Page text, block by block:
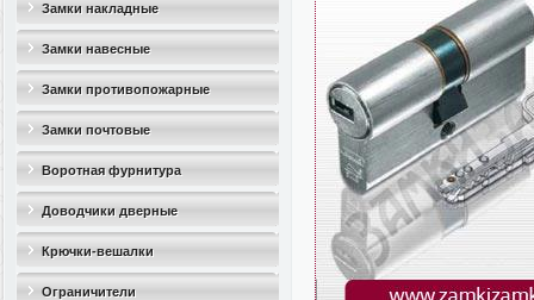
Замки накладные
Замки навесные
Замки противопожарные
Замки почтовые
Воротная фурнитура
Доводчики дверные
Крючки-вешалки
Ограничители